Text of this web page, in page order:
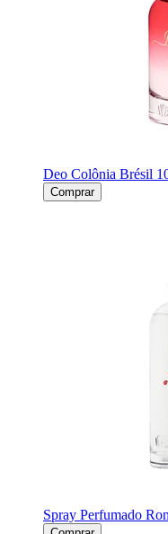
Deo Colônia Brésil
Comprar
Spray Perfumado